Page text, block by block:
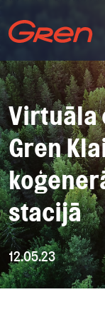
Virtuāla
Gren
stacijā
12.05.23